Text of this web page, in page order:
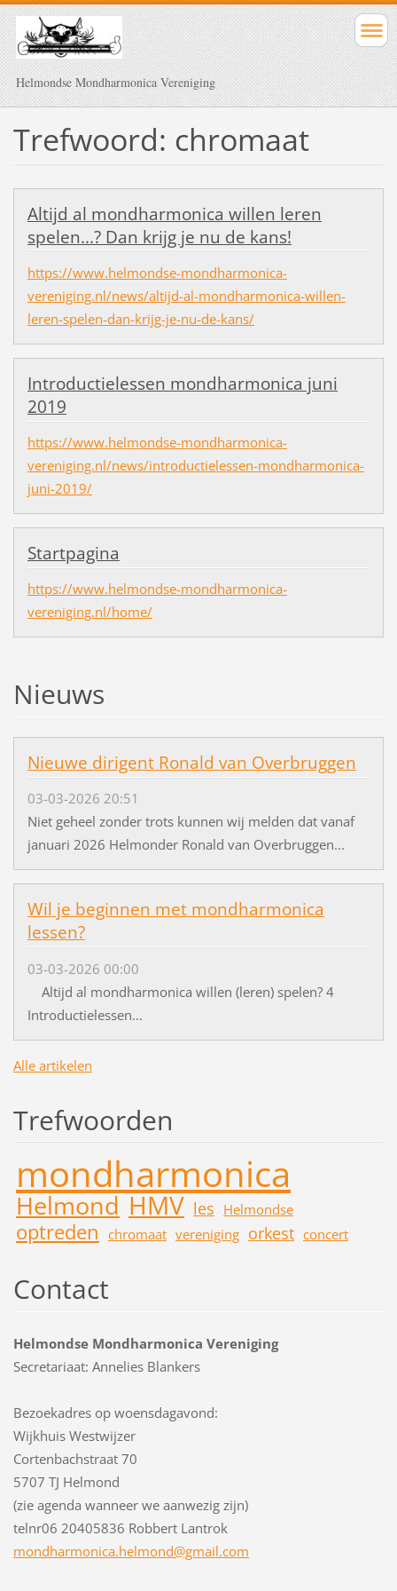
Helmondse Mondharmonica Vereniging
Trefwoord: chromaat
Altijd al mondharmonica willen leren
spelen...? Dan krijg je nu de kans!
https://www.helmondse-mondharmonica-
vereniging.nl/news/altijd-al-mondharmonica-willen-
leren-spelen-dan-krijg-je-nu-de-kans/
Introductielessen mondharmonica juni
2019
https://www.helmondse-mondharmonica-
vereniging.nl/news/introductielessen-mondharmonica-
juni-2019/
Startpagina
https://www.helmondse-mondharmonica-
vereniging.nl/home/
Nieuws
Nieuwe dirigent Ronald van Overbruggen
03-03-2026 20:51
Niet geheel zonder trots kunnen wij melden dat vanaf
januari 2026 Helmonder Ronald van Overbruggen...
Wil je beginnen met mondharmonica
lessen?
03-03-2026 00:00
Altijd al mondharmonica willen (leren) spelen? 4
Introductielessen...
Alle artikelen
Trefwoorden
mondharmonica
Helmond HMV les Helmondse
optreden chromaat vereniging orkest concert
Contact
Helmondse Mondharmonica Vereniging
Secretariaat: Annelies Blankers
Bezoekadres op woensdagavond:
Wijkhuis Westwijzer
Cortenbachstraat 70
5707 TJ Helmond
(zie agenda wanneer we aanwezig zijn)
telnr06 20405836 Robbert Lantrok
mondharmonica.helmond@gmail.com